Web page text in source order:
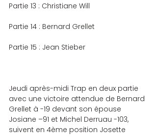
Partie 13 : Christiane Will
Partie 14 : Bernard Grellet
Partie 15 : Jean Stieber
Jeudi après-midi Trap en deux partie
avec une victoire attendue de Bernard
Grellet à -19 devant son épouse
Josiane –91 et Michel Derruau -103,
suivent en 4ème position Josette